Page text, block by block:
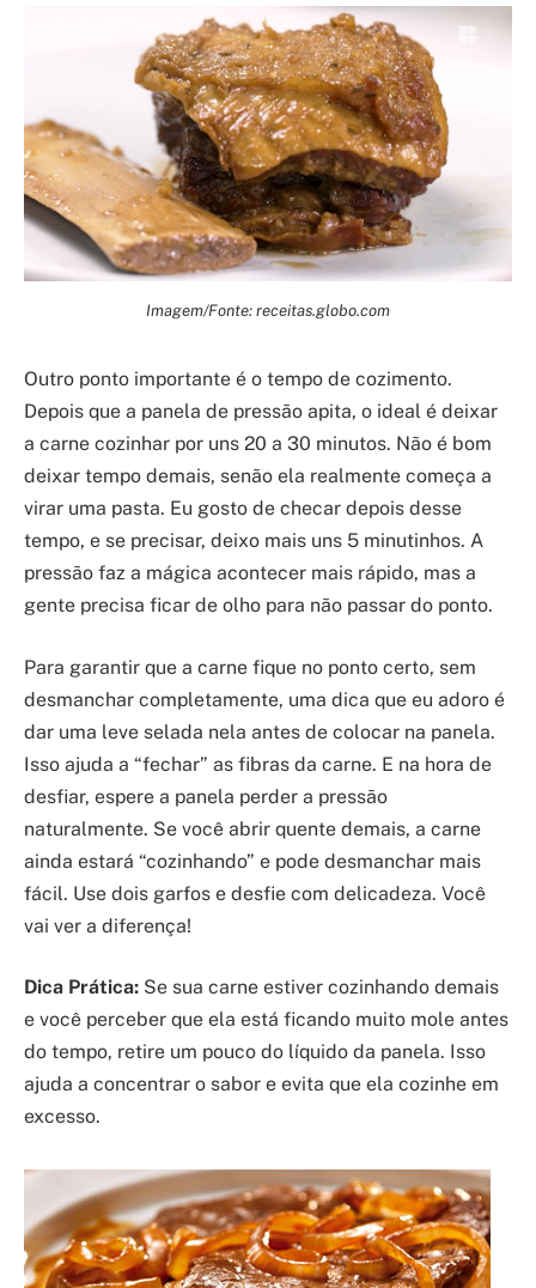
Imagem/Fonte: receitas.globo.com
Outro ponto importante é o tempo de cozimento.
Depois que a panela de pressão apita, o ideal é deixar
a carne cozinhar por uns 20 a 30 minutos. Não é bom
deixar tempo demais, senão ela realmente começa a
virar uma pasta. Eu gosto de checar depois desse
tempo, e se precisar, deixo mais uns 5 minutinhos. A
pressão faz a mágica acontecer mais rápido, mas a
gente precisa ficar de olho para não passar do ponto.
Para garantir que a carne fique no ponto certo, sem
desmanchar completamente, uma dica que eu adoro é
dar uma leve selada nela antes de colocar na panela.
Isso ajuda a “fechar” as fibras da carne. E na hora de
desfiar, espere a panela perder a pressão
naturalmente. Se você abrir quente demais, a carne
ainda estará “cozinhando” e pode desmanchar mais
fácil. Use dois garfos e desfie com delicadeza. Você
vai ver a diferença!
Dica Prática: Se sua carne estiver cozinhando demais
e você perceber que ela está ficando muito mole antes
do tempo, retire um pouco do líquido da panela. Isso
ajuda a concentrar o sabor e evita que ela cozinhe em
excesso.